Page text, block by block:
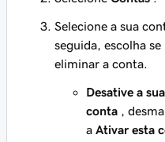
Selecione a sua
seguida, escolha
eliminar a conta.
Desative a
conta ,
a Ativar esta